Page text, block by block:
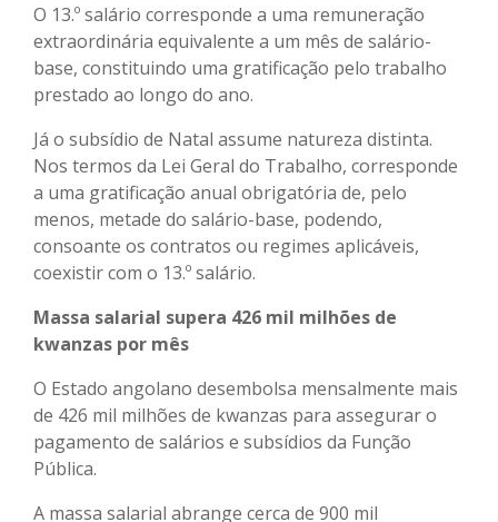
O 13.º salário corresponde a uma remuneração
extraordinária equivalente a um mês de salário-
base, constituindo uma gratificação pelo trabalho
prestado ao longo do ano.
Já o subsídio de Natal assume natureza distinta.
Nos termos da Lei Geral do Trabalho, corresponde
a uma gratificação anual obrigatória de, pelo
menos, metade do salário-base, podendo,
consoante os contratos ou regimes aplicáveis,
coexistir com o 13.º salário.
Massa salarial supera 426 mil milhões de
kwanzas por mês
O Estado angolano desembolsa mensalmente mais
de 426 mil milhões de kwanzas para assegurar o
pagamento de salários e subsídios da Função
Pública.
A massa salarial abrange cerca de 900 mil